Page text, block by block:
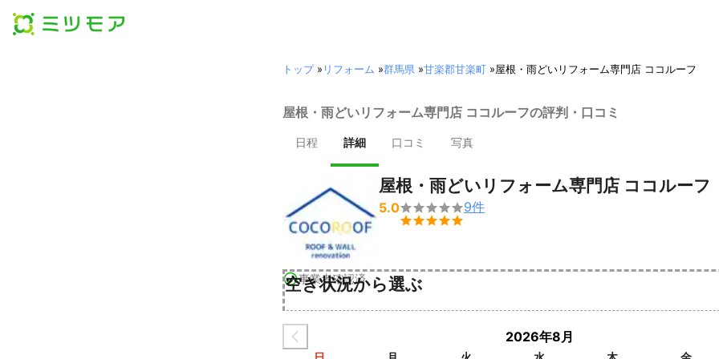
トップ» リフォーム »群馬県 »甘楽郡甘楽町 »屋根・雨どいリフォーム専門店 ココルーフ
屋根・雨どいリフォーム専門店 ココルーフの評判・口コミ
日程 詳細 口コミ 写真
事業者確認済
屋根・雨どいリフォーム専門店 ココルーフ
5.0

9件
空き状況から選ぶ
2026年8月